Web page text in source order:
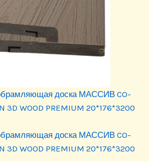
доска МАССИВ CO-
3D WOOD PREMIUM 20*176*3200
доска МАССИВ CO-
3D WOOD PREMIUM 20*176*3200